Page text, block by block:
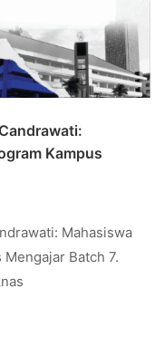
Kampus
Mahasiswa
Batch 7.